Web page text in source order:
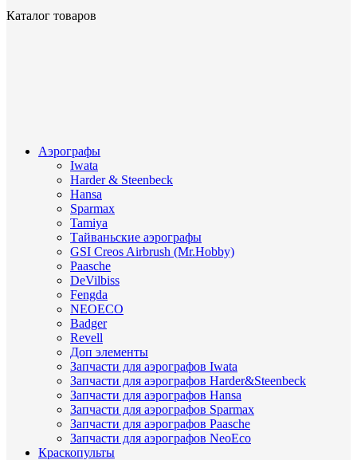
Каталог товаров
Аэрографы
Iwata
Harder & Steenbeck
Hansa
Sparmax
Tamiya
Тайваньские аэрографы
GSI Creos Airbrush (Mr.Hobby)
Paasche
DeVilbiss
Fengda
NEOECO
Badger
Revell
Доп элементы
Запчасти для аэрографов Iwata
Запчасти для аэрографов Harder&Steenbeck
Запчасти для аэрографов Hansa
Запчасти для аэрографов Sparmax
Запчасти для аэрографов Paasche
Запчасти для аэрографов NeoEco
Краскопульты